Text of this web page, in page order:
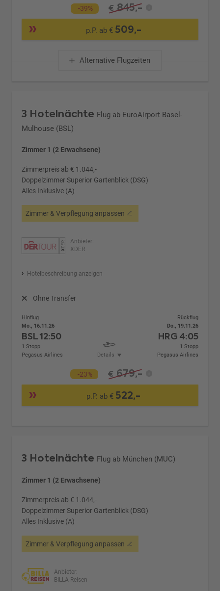
-39% € 845,-
p.P. ab € 509,-
Alternative Flugzeiten
3 Hotelnächte Flug ab EuroAirport Basel-
Mulhouse (BSL)
Zimmer 1 (2 Erwachsene)
Zimmerpreis ab € 1.044,-
Doppelzimmer Superior Gartenblick (DSG)
Alles Inklusive (A)
Zimmer & Verpflegung anpassen
Anbieter:
XDER
Hotelbeschreibung anzeigen
Ohne Transfer
Hinflug
Mo., 16.11.26
BSL12:50
1 Stopp
Pegasus Airlines
Details
Rückflug
Do., 19.11.26
HRG 4:05
1 Stopp
Pegasus Airlines
-23% € 679,-
p.P. ab € 522,-
3 Hotelnächte Flug ab München (MUC)
Zimmer 1 (2 Erwachsene)
Zimmerpreis ab € 1.044,-
Doppelzimmer Superior Gartenblick (DSG)
Alles Inklusive (A)
Zimmer & Verpflegung anpassen
Anbieter:
BILLA Reisen